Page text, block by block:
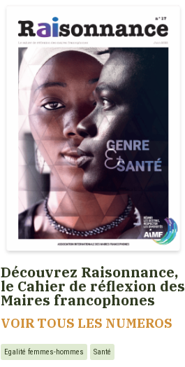
Découvrez Raisonnance,
le Cahier de réflexion des
Maires francophones
VOIR TOUS LES NUMEROS
Egalité femmes-hommes Santé